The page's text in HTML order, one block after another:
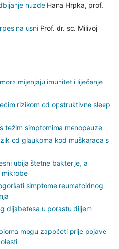
nuzde Hana Hrpka, prof.
na usni Prof. dr. sc. Milivoj
mijenjaju imunitet i liječenje
rizikom od opstruktivne sleep
težim simptomima menopauze
od glaukoma kod muškaraca s
ubija štetne bakterije, a
mikrobe
simptome reumatoidnog
dijabetesa u porastu diljem
mogu započeti prije pojave